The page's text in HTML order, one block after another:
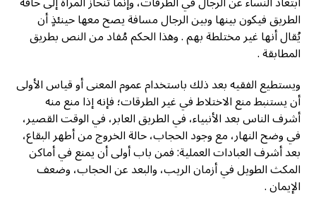
الطريق فيكون بينها وبين الرجال مسافة يصح معها حينئذٍ أن
يُقال أنها غير مختلطة بهم . وهذا الحكم مُفاد من النص بطريق
المطابقة .
ويستطيع الفقيه بعد ذلك باستخدام عموم المعنى أو قياس الأولى
أن يستنبط منع الاختلاط في غير الطرقات؛ فإنه إذا منع منه
أشرف الناس بعد الأنبياء، في الطريق العابر، في الوقت القصير،
في وضح النهار، مع وجود الحجاب، حالة الخروج من أطهر البقاع،
بعد أشرف العبادات العملية: فمن باب أولى أن يمنع في أماكن
المكث الطويل في أزمان الريب، والبعد عن الحجاب، وضعف
الإيمان .